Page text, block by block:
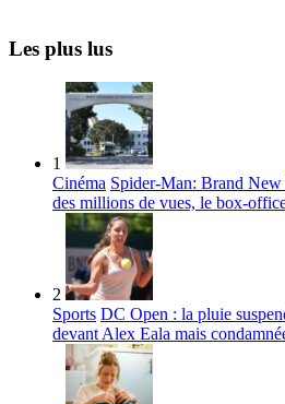
Les plus lus
1
Cinéma Spider-Man: Brand
des millions de vues, le box-
2
Sports DC Open : la pluie
devant Alex Eala mais